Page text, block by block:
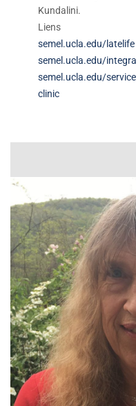
Kundalini.
Liens
semel.ucla.edu/latelife
semel.ucla.edu/
semel.ucla.edu/
clinic